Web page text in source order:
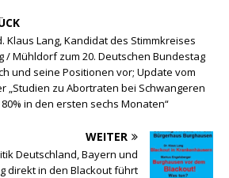
Klaus Lang, Kandidat des Stimmkreises
/ Mühldorf zum 20. Deutschen Bundestag
und seine Positionen vor; Update vom
„Studien zu Abortraten bei Schwangeren
in den ersten sechs Monaten“
WEITER
Deutschland, Bayern und
direkt in den Blackout führt